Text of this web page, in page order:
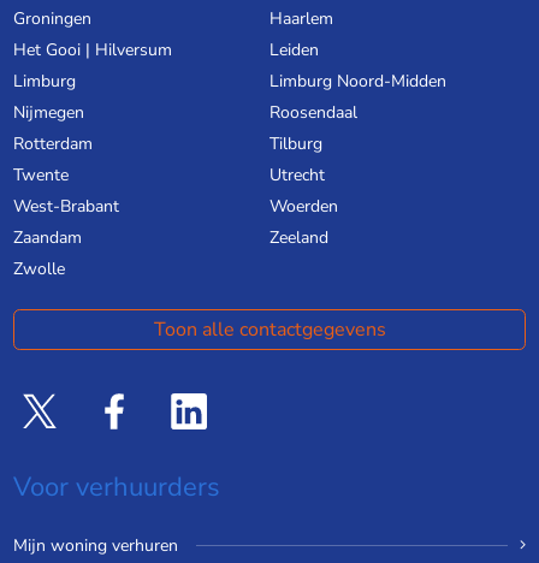
Groningen
Haarlem
Het Gooi | Hilversum
Leiden
Limburg
Limburg Noord-Midden
Nijmegen
Roosendaal
Rotterdam
Tilburg
Twente
Utrecht
West-Brabant
Woerden
Zaandam
Zeeland
Zwolle
Toon alle contactgegevens
Voor verhuurders
Mijn woning verhuren